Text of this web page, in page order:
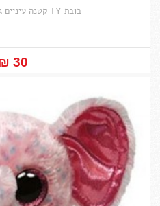
בובת TY קטנה עיניים גדולות פינגווין כחול
30 ₪‎